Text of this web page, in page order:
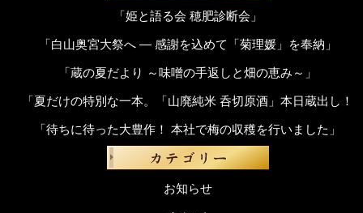
「姫と語る会 穂肥診断会」
「白山奥宮大祭へ ― 感謝を込めて「菊理媛」を奉納」
「蔵の夏だより ～味噌の手返しと畑の恵み～」
「夏だけの特別な一本。「山廃純米 呑切原酒」本日蔵出し！
「待ちに待った大豊作！ 本社で梅の収穫を行いました」
お知らせ